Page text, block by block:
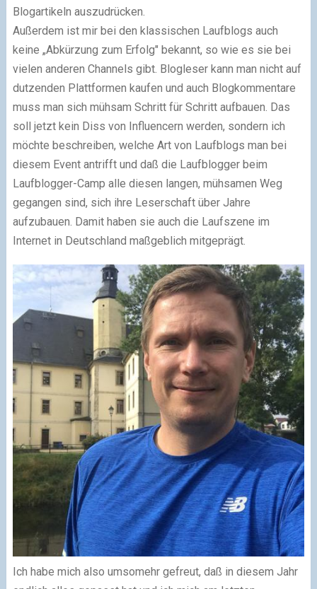
Blogartikeln auszudrücken.
Außerdem ist mir bei den klassischen Laufblogs auch
keine „Abkürzung zum Erfolg" bekannt, so wie es sie bei
vielen anderen Channels gibt. Blogleser kann man nicht auf
dutzenden Plattformen kaufen und auch Blogkommentare
muss man sich mühsam Schritt für Schritt aufbauen. Das
soll jetzt kein Diss von Influencern werden, sondern ich
möchte beschreiben, welche Art von Laufblogs man bei
diesem Event antrifft und daß die Laufblogger beim
Laufblogger-Camp alle diesen langen, mühsamen Weg
gegangen sind, sich ihre Leserschaft über Jahre
aufzubauen. Damit haben sie auch die Laufszene im
Internet in Deutschland maßgeblich mitgeprägt.
Ich habe mich also umsomehr gefreut, daß in diesem Jahr